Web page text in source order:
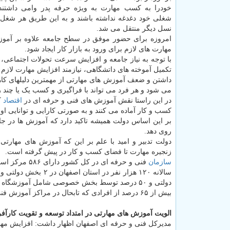
خودرا به کسب مهارت به ویژه حرفه پدر وامی داشتند
شغلی خود دغدغه نداشته باشند و به این طریق هر
نسل دیگر منتقل می شد.
امروزه برای حضور موفق در سطح جامعه علاوه بر
مهارت های لازم برای ورود به بازار کار ایجاد شود.
با توجه به نیاز جامعه و افزایش سرعت تحولات
تکمیل آموخته های داتشگاهی، نیازمند افزایش مهارت
داشتن و ضعف آموزش های مهارتی از مهمترین دلیلهای
می شود و هر فرد می تواند با فراگیری و کسب یک یا چند
در این راستا نقش آموزش های فنی و حرفه ای در
اقتصاد
کسب و کار آماده می کنند و به صورتی کارایی و توانایی
بر این اساس دولت همیشه تاکید دارد که آموزش ها در
روی دهد.
دولت تدبیر و امید با علم بر این که آموزش های
زنجیره مهارت تا فضای کسب و کار در پیش گرفته است.
سازمان فنی و حرفه ای در کل کشور دارای ۵۸۶ مرکز است که سالانه به ۱، ۵ میلیون نفر آموزش های مهارتی را ارائه می دهند.
دولتی و ۵۰ درصد توسط بخش خصوصی شامل آموزشگاه ها و صنایع انجام می شود.
بیش از ۶۵ درصد از افرادی که تابحال در مراکز آموزش فنی و حرفه ای استان آموزش دیده اند، وارد بازار کار شده اند.
الویت آموزش های مهارتی در امتداد توسعه و تقویت
مدیرکل فنی و حرفه ای اصفهان اظهار داشت: افزایش